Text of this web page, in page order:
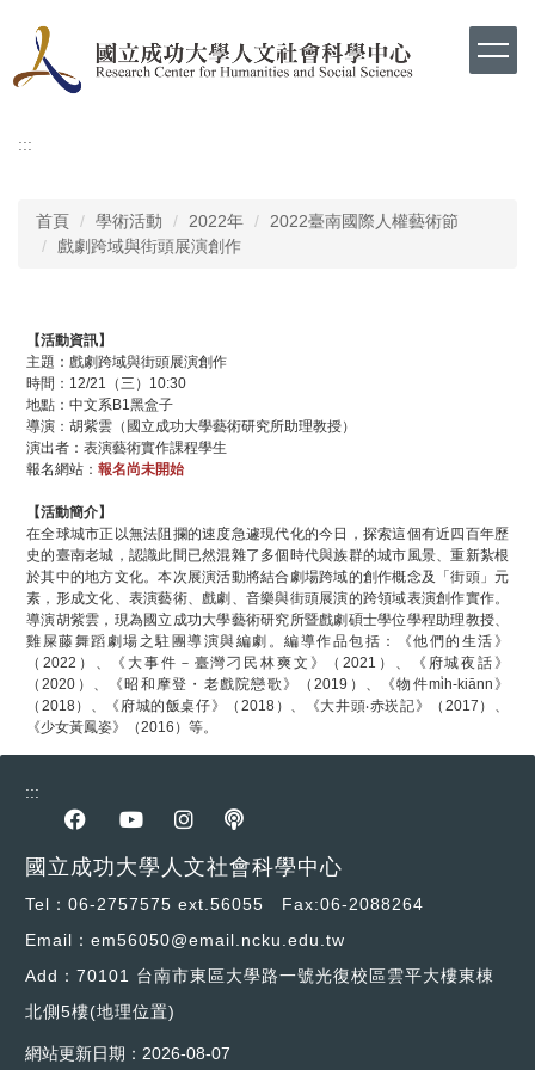
要
容
:::
首頁 學術活動 2022年
2022臺南國際人權藝術節
戲劇跨域與街頭展演創作
【活動資訊】
主題：戲劇跨域與街頭展演創作
時間：12/21（三）10:30
地點：中文系B1黑盒子
導演：胡紫雲（國立成功大學藝術研究所助理教授）
演出者：表演藝術實作課程學生
報名網站： 報名尚未開始
【活動簡介】
在全球城市正以無法阻攔的速度急遽現代化的今日，探索這個有近四百年歷
史的臺南老城，認識此間已然混雜了多個時代與族群的城市風景、重新紮根
於其中的地方文化。本次展演活動將結合劇場跨域的創作概念及「街頭」元
素，形成文化、表演藝術、戲劇、音樂與街頭展演的跨領域表演創作實作。
導演胡紫雲，現為國立成功大學藝術研究所暨戲劇碩士學位學程助理教授、
雞屎藤舞蹈劇場之駐團導演與編劇。編導作品包括：《他們的生活》
（2022）、《大事件－臺灣刁民林爽文》（2021）、《府城夜話》
（2020）、《昭和摩登・老戲院戀歌》（2019）、《物件mi̍h-kiānn》
（2018）、《府城的飯桌仔》（2018）、《大井頭‧赤崁記》（2017）、
《少女黃鳳姿》（2016）等。
:::
前往Facebook專區
前往youtube專區
前往instagram專區
前往podcast專區
國立成功大學人文社會科學中心
Tel：06-2757575 ext.56055 Fax:06-2088264
Email：em56050@email.ncku.edu.tw
Add：70101 台南市東區大學路一號光復校區雲平大樓東棟
北側5樓(地理位置)
網站更新日期： 2026-08-07